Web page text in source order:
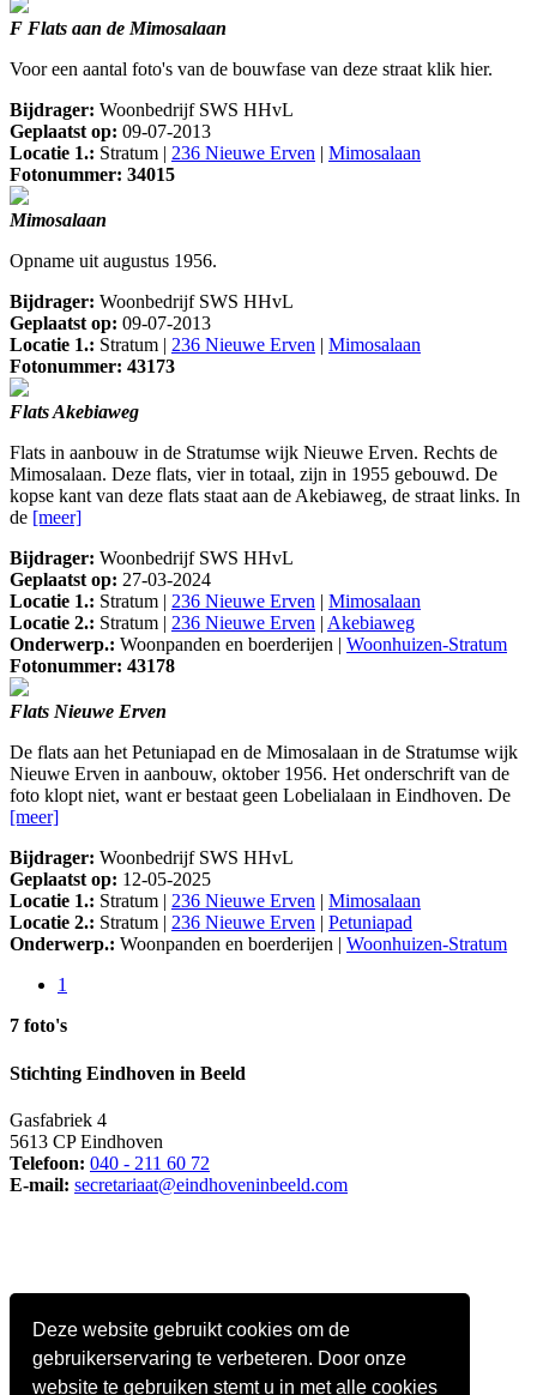
Deze website gebruikt cookies om de
gebruikerservaring te verbeteren. Door onze
website te gebruiken stemt u in met alle cookies
F Flats aan de Mimosalaan
Voor een aantal foto's van de bouwfase van deze straat klik hier.
Bijdrager: Woonbedrijf SWS HHvL
Geplaatst op: 09-07-2013
Locatie 1.: Stratum | 236 Nieuwe Erven | Mimosalaan
Fotonummer: 34015
Mimosalaan
Opname uit augustus 1956.
Bijdrager: Woonbedrijf SWS HHvL
Geplaatst op: 09-07-2013
Locatie 1.: Stratum | 236 Nieuwe Erven | Mimosalaan
Fotonummer: 43173
Flats Akebiaweg
Flats in aanbouw in de Stratumse wijk Nieuwe Erven. Rechts de
Mimosalaan. Deze flats, vier in totaal, zijn in 1955 gebouwd. De
kopse kant van deze flats staat aan de Akebiaweg, de straat links. In
de [meer]
Bijdrager: Woonbedrijf SWS HHvL
Geplaatst op: 27-03-2024
Locatie 1.: Stratum | 236 Nieuwe Erven | Mimosalaan
Locatie 2.: Stratum | 236 Nieuwe Erven | Akebiaweg
Onderwerp.: Woonpanden en boerderijen | Woonhuizen-Stratum
Fotonummer: 43178
Flats Nieuwe Erven
De flats aan het Petuniapad en de Mimosalaan in de Stratumse wijk
Nieuwe Erven in aanbouw, oktober 1956. Het onderschrift van de
foto klopt niet, want er bestaat geen Lobelialaan in Eindhoven. De
[meer]
Bijdrager: Woonbedrijf SWS HHvL
Geplaatst op: 12-05-2025
Locatie 1.: Stratum | 236 Nieuwe Erven | Mimosalaan
Locatie 2.: Stratum | 236 Nieuwe Erven | Petuniapad
Onderwerp.: Woonpanden en boerderijen | Woonhuizen-Stratum
1
7 foto's
Stichting Eindhoven in Beeld
Gasfabriek 4
5613 CP Eindhoven
Telefoon: 040 - 211 60 72
E-mail: secretariaat@eindhoveninbeeld.com